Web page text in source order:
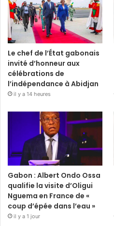
Le chef de l’État gabonais
invité d’honneur aux
célébrations de
l’indépendance à Abidjan
il y a 14 heures
Gabon : Albert Ondo Ossa
qualifie la visite d’Oligui
Nguema en France de «
coup d’épée dans l’eau »
il y a 1 jour